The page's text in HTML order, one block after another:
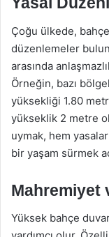
Çoğu ülkede,
düzenlemeler
arasında
Örneğin, bazı
yüksekliği 1.80
yükseklik 2 metre
uymak, hem
bir yaşam sürmek
Mahremiyet
Yüksek bahçe